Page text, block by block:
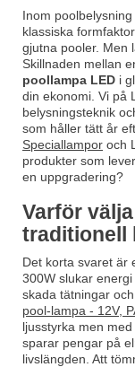
Inom
klassiska
gjutna pooler. Men
Skillnaden mellan
poollampa LED i
din ekonomi. Vi på
belysningsteknik
som håller tätt år
Speciallampor och
produkter som
en uppgradering?
Varför
traditionell
Det korta svaret är
300W slukar
skada tätningar
pool-lampa - 12V,
ljusstyrka men
sparar pengar på
livslängden. Att